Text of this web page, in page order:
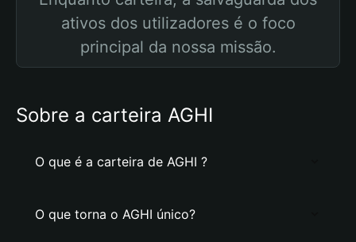
ativos dos utilizadores é o foco
principal da nossa missão.
Sobre a carteira AGHI
O que é a carteira de AGHI ?
O que torna o AGHI único?